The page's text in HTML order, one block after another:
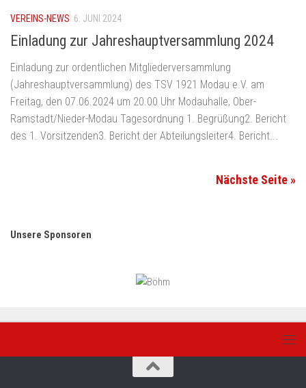
VEREINS-NEWS 6. JUNI 2024
Einladung zur Jahreshauptversammlung 2024
Einladung zur ordentlichen Mitgliederversammlung
(Jahreshauptversammlung) des TSV 1921 Modau e.V. am
Freitag, den 07.06.2024 um 20.00 Uhr Modauhalle, Ober-
Ramstadt/Nieder-Modau Tagesordnung 1. Begrüßung2. Bericht
des 1. Vorsitzenden3. Bericht der Abteilungsleiter4. Bericht...
Nächste Seite »
Unsere Sponsoren